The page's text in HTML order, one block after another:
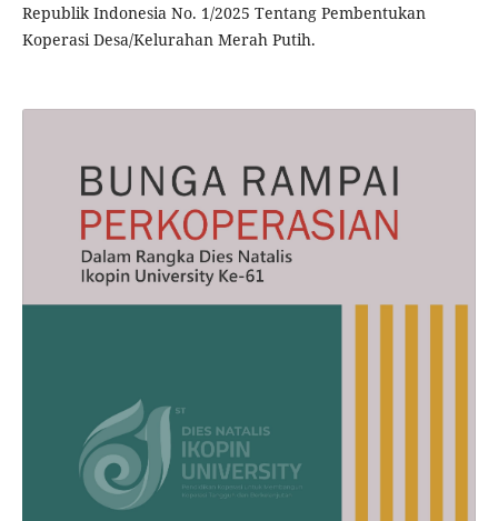
Republik Indonesia No. 1/2025 Tentang Pembentukan
Koperasi Desa/Kelurahan Merah Putih.